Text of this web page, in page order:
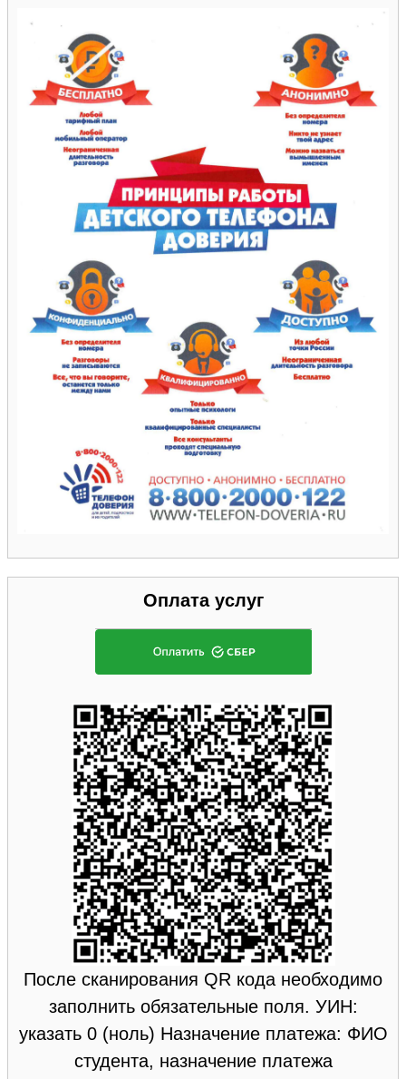
Оплата услуг
После сканирования QR кода необходимо
заполнить обязательные поля. УИН:
указать 0 (ноль) Назначение платежа: ФИО
студента, назначение платежа